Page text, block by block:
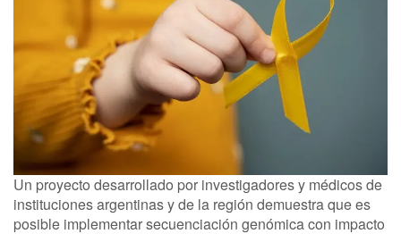
Un proyecto desarrollado por investigadores y médicos de
instituciones argentinas y de la región demuestra que es
posible implementar secuenciación genómica con impacto